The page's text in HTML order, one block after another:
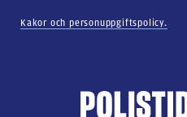
Kakor och personuppgiftspolicy.